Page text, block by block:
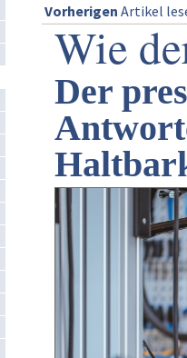
Vorherigen Artikel
Wie
Der